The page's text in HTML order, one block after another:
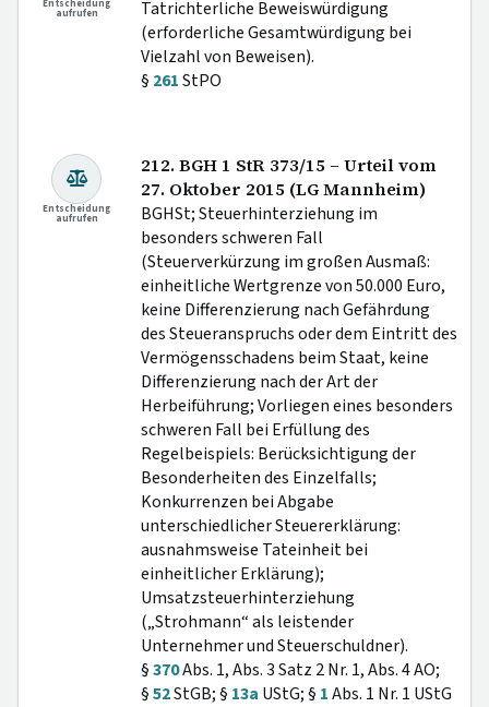
Entscheidung
aufrufen
Tatrichterliche Beweiswürdigung
(erforderliche Gesamtwürdigung bei
Vielzahl von Beweisen).
§ 261StPO
Entscheidung
aufrufen
212. BGH 1 StR 373/15 – Urteil vom
27. Oktober 2015 (LG Mannheim)
BGHSt; Steuerhinterziehung im
besonders schweren Fall
(Steuerverkürzung im großen Ausmaß:
einheitliche Wertgrenze von 50.000 Euro,
keine Differenzierung nach Gefährdung
des Steueranspruchs oder dem Eintritt des
Vermögensschadens beim Staat, keine
Differenzierung nach der Art der
Herbeiführung; Vorliegen eines besonders
schweren Fall bei Erfüllung des
Regelbeispiels: Berücksichtigung der
Besonderheiten des Einzelfalls;
Konkurrenzen bei Abgabe
unterschiedlicher Steuererklärung:
ausnahmsweise Tateinheit bei
einheitlicher Erklärung);
Umsatzsteuerhinterziehung
(„Strohmann“ als leistender
Unternehmer und Steuerschuldner).
§370Abs. 1, Abs. 3 Satz 2 Nr. 1, Abs. 4 AO;
§52StGB; § 13a UStG; § 1Abs. 1 Nr. 1 UStG